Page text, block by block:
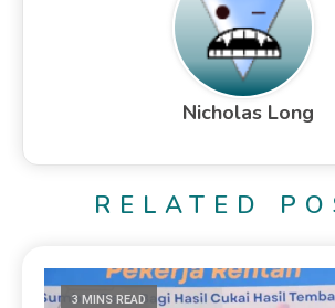
Nicholas Long
RELATED
3 MINS READ